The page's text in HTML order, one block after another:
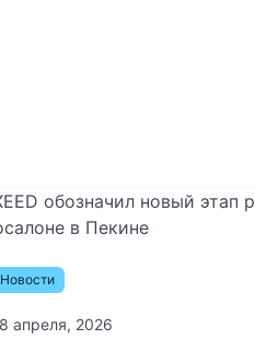
Новости
апреля, 2026